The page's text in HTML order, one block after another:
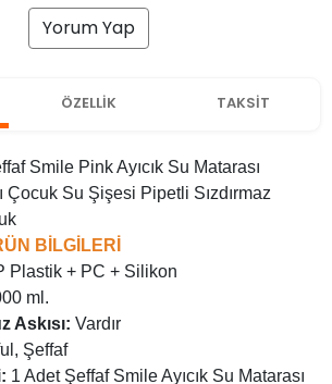
Yorum Yap
ÖZELLİK TAKSİT
Smile Pink Ayıcık Su Matarası
Çocuk Su Şişesi Pipetli Sızdırmaz
BİLGİLERİ
Plastik + PC + Silikon
ml.
Askısı: Vardır
Şeffaf
1 Adet Şeffaf Smile Ayıcık Su Matarası